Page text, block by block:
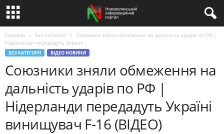
Головна Без категорії
Союзники зняли обмеження на дальність ударів по РФ |
Нідерланди передадуть Україні...
БЕЗ КАТЕГОРІЇ ВІДЕО НОВИНИ
Союзники зняли обмеження на
дальність ударів по РФ |
Нідерланди передадуть Україні
винищувач F-16 (ВІДЕО)